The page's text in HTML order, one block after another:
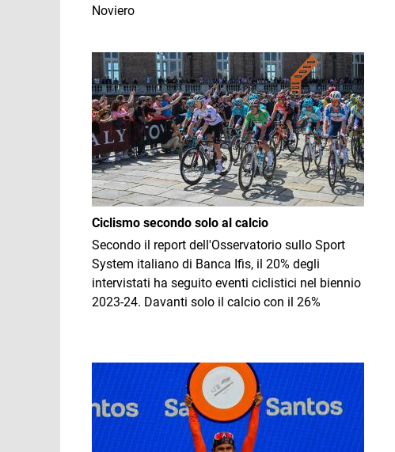
Noviero
Immagine
Ciclismo secondo solo al calcio
Secondo il report dell'Osservatorio sullo Sport
System italiano di Banca Ifis, il 20% degli
intervistati ha seguito eventi ciclistici nel biennio
2023-24. Davanti solo il calcio con il 26%